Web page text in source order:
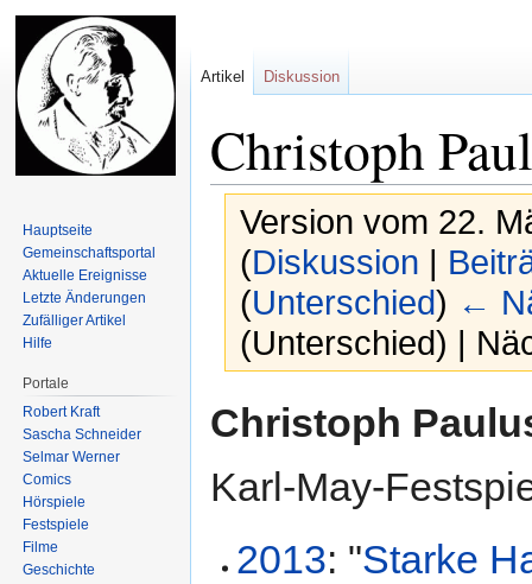
Christoph
Version vom 22.
(Diskussion |
(Unterschied) ←
(Unterschied) |
Navigation
Suche
Christoph
Karl-May-
2013: "Starke
Artikel Diskussion
Hauptseite
Gemeinschafts­portal
Aktuelle Ereignisse
Letzte Änderungen
Zufälliger Artikel
Hilfe
Portale
Robert Kraft
Sascha Schneider
Selmar Werner
Comics
Hörspiele
Festspiele
Filme
Geschichte